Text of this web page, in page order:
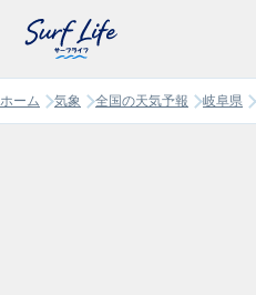
ホーム 気象 全国の天気予報 岐阜県